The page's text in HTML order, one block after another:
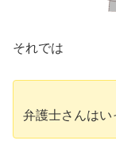
それでは
弁護士さんはい